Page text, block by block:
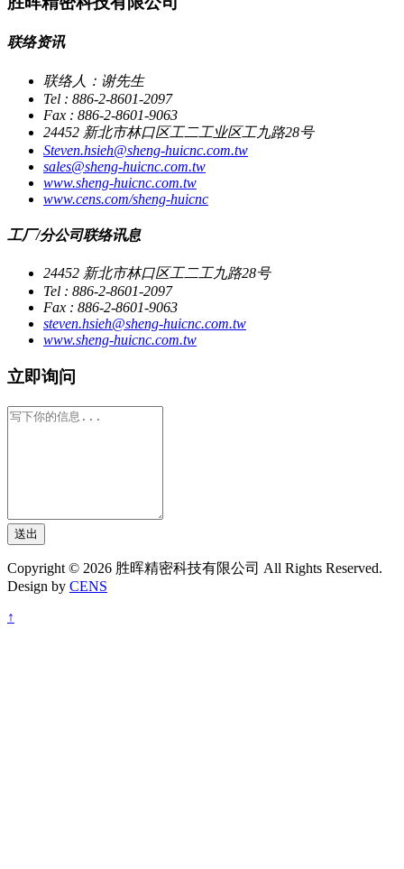
联络资讯
联络人：谢先生
Tel : 886-2-8601-2097
Fax : 886-2-8601-9063
24452 新北市林口区工二工业区工九路28号
Steven.hsieh@sheng-huicnc.com.tw
sales@sheng-huicnc.com.tw
www.sheng-huicnc.com.tw
www.cens.com/sheng-huicnc
工厂/分公司联络讯息
24452 新北市林口区工二工九路28号
Tel : 886-2-8601-2097
Fax : 886-2-8601-9063
steven.hsieh@sheng-huicnc.com.tw
www.sheng-huicnc.com.tw
立即询问
送出
Copyright © 2026 胜晖精密科技有限公司 All Rights Reserved.
Design by CENS
↑